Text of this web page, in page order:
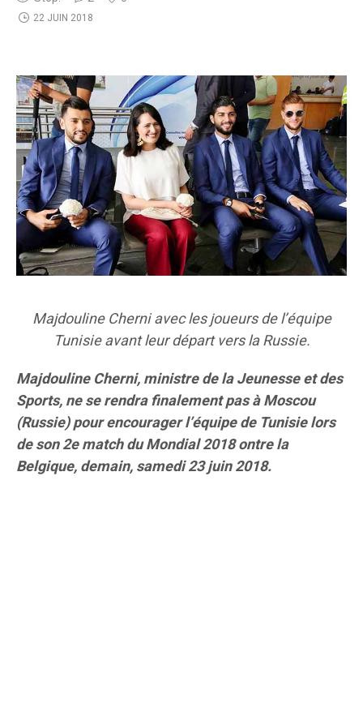
22 JUIN 2018
Majdouline Cherni avec les joueurs de l’équipe
Tunisie avant leur départ vers la Russie.
Majdouline Cherni, ministre de la Jeunesse et des
Sports, ne se rendra finalement pas à Moscou
(Russie) pour encourager l’équipe de Tunisie lors
de son 2e match du Mondial 2018 ontre la
Belgique, demain, samedi 23 juin 2018.